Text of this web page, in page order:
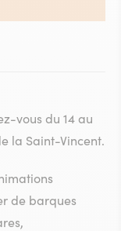
vous du 14 au
la Saint-Vincent.
de barques